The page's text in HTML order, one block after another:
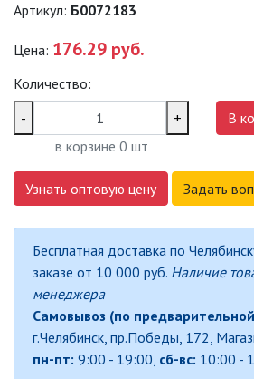
РАСТЕНИЙ
Артикул: Б0072183
Цена: 176.29 руб.
Количество:
-
+
в корзине 0 шт
В
Узнать оптовую цену Задать
Бесплатная доставка по
заказе от 10 000 руб. Наличие
менеджера
Самовывоз (по
г.Челябинск, пр.Победы, 172,
пн-пт: 9:00 - 19:00, сб-вс: 10:00 -